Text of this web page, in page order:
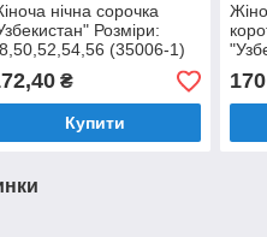
нічна сорочка
Розміри:
(35006-1)
₴
Купити